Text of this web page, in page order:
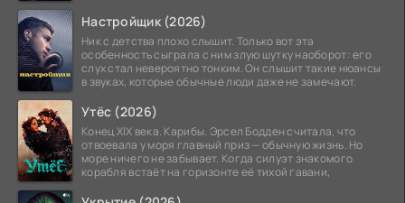
Настройщик (2026)
Ник с детства плохо слышит. Только вот эта
особенность сыграла с ним злую шутку наоборот: его
слух стал невероятно тонким. Он слышит такие нюансы
в звуках, которые обычные люди даже не замечают.
Утёс (2026)
Конец XIX века. Карибы. Эрсел Бодден считала, что
отвоевала у моря главный приз — обычную жизнь. Но
море ничего не забывает. Когда силуэт знакомого
корабля встаёт на горизонте её тихой гавани,